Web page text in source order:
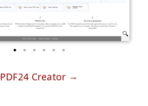
PDF24 Creator